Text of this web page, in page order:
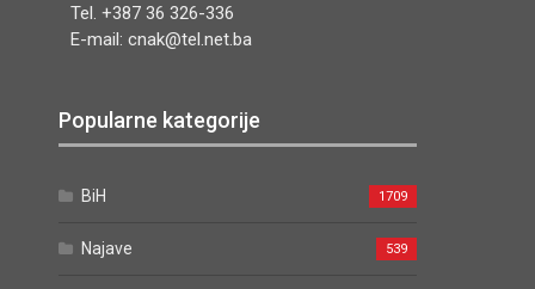
Tel. +387 36 326-336
E-mail: cnak@tel.net.ba
Popularne kategorije
BiH 1709
Najave 539